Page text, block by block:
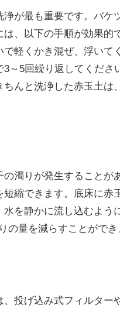
が最も重要です。バケ
、以下の手順が効果的
軽くかき混ぜ、浮いて
～5回繰り返してくださ
んと洗浄した赤玉土は
濁りが発生することが
縮できます。底床に赤
を静かに流し込むよう
の量を減らすことができ
投げ込み式フィルター